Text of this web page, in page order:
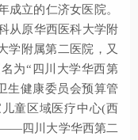
成立的仁济女医院。
从原华西医科大学附
学附属第二医院，又
为“四川大学华西第
生健康委员会预算管
童区域医疗中心(西
四川大学华西第二